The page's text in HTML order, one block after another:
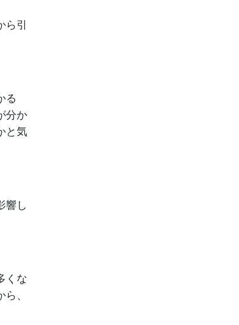
ら引
る
分か
と気
響し
くな
、